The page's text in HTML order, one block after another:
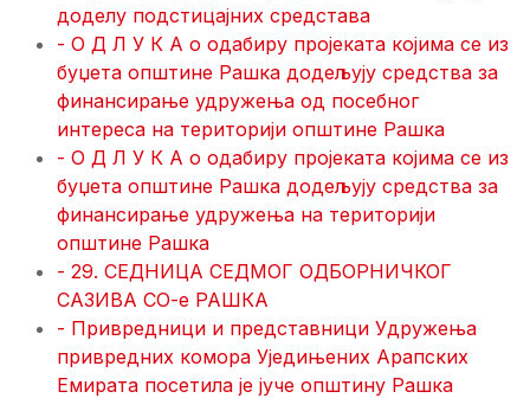
доделу подстицајних средстава
- О Д Л У К A о одабиру пројеката којима се из
буџета општине Рашка додељују средства за
финансирање удружења од посебног
интереса на територији општине Рашка
- О Д Л У К A о одабиру пројеката којима се из
буџета општине Рашка додељују средства за
финансирање удружења на територији
општине Рашка
- 29. СЕДНИЦА СЕДМОГ ОДБОРНИЧКОГ
САЗИВА СО-е РАШКА
- Привредници и представници Удружења
привредних комора Уједињених Арапских
Емирата посетила је јуче општину Рашка